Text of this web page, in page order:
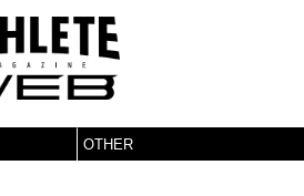
OTHER